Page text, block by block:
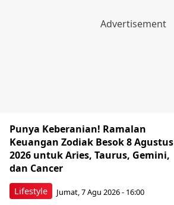
Lifestyle
Punya Keberanian! Ramalan
Keuangan Zodiak Besok 8 Agustus
2026 untuk Aries, Taurus, Gemini,
dan Cancer
Jumat, 7 Agu 2026 - 16:00